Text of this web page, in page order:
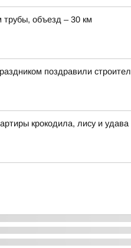
трубы, объезд – 30 км
поздравили
крокодила, лису и удава